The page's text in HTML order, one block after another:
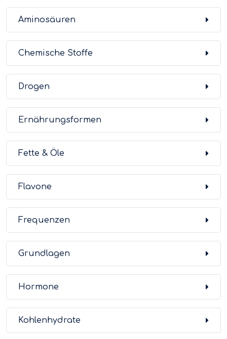
Aminosäuren
Chemische Stoffe
Drogen
Ernährungsformen
Fette & Öle
Flavone
Frequenzen
Grundlagen
Hormone
Kohlenhydrate